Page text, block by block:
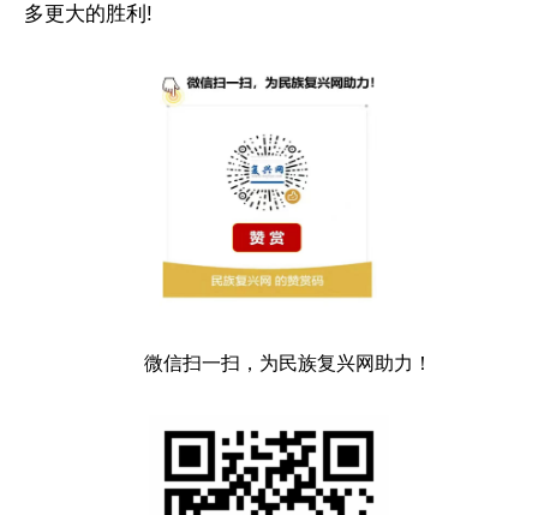
多更大的胜利!
微信扫一扫，为民族复兴网助力！